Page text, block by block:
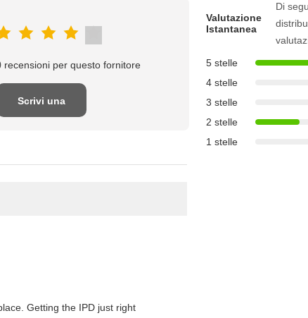
recensioni per questo fornitore
Scrivi una
Valutazione
Istantanea
Di
5 stelle
4 stelle
3 stelle
2 stelle
1 stelle
Getting the IPD just right